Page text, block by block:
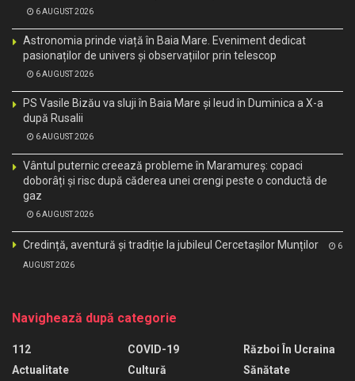
6 AUGUST 2026
Astronomia prinde viață în Baia Mare. Eveniment dedicat
pasionaților de univers și observațiilor prin telescop
6 AUGUST 2026
PS Vasile Bizău va sluji în Baia Mare și Ieud în Duminica a X-a
după Rusalii
6 AUGUST 2026
Vântul puternic creează probleme în Maramureș: copaci
doborâți și risc după căderea unei crengi peste o conductă de
gaz
6 AUGUST 2026
Credință, aventură și tradiție la jubileul Cercetașilor Munților 6
AUGUST 2026
Navighează după categorie
112
Actualitate
COVID-19
Cultură
Război În Ucraina
Sănătate